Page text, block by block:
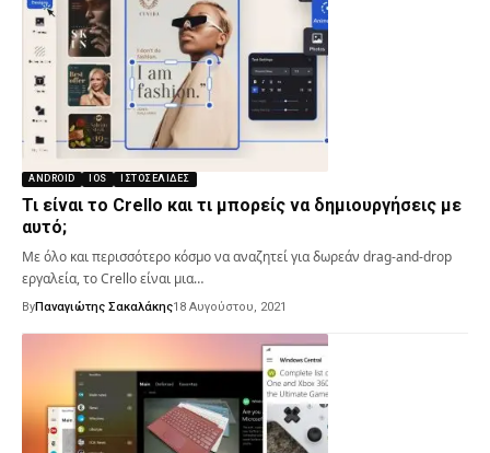
ANDROID IOS ΙΣΤΟΣΕΛΊΔΕΣ
Τι είναι το Crello και τι μπορείς να δημιουργήσεις με
αυτό;
Με όλο και περισσότερο κόσμο να αναζητεί για δωρεάν drag-and-drop
εργαλεία, το Crello είναι μια…
ByΠαναγιώτης Σακαλάκης18 Αυγούστου, 2021